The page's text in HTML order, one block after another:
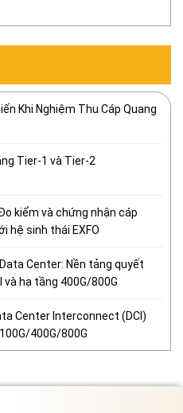
Khi Nghiệm Thu Cáp Quang
Tier-1 và Tier-2
kiểm và chứng nhận cáp
hệ sinh thái EXFO
Center: Nền tảng quyết
và hạ tầng 400G/800G
Center Interconnect (DCI)
400G/800G